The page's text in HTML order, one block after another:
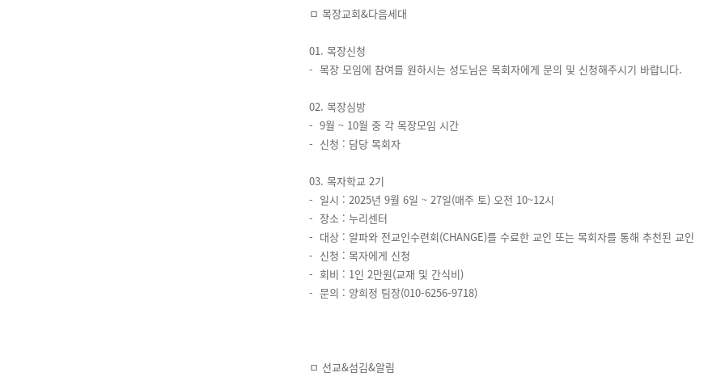
ㅁ 목장교회&다음세대
01. 목장신청
- 목장 모임에 참여를 원하시는 성도님은 목회자에게 문의 및 신청해주시기 바랍니다.
02. 목장심방
- 9월 ~ 10월 중 각 목장모임 시간
- 신청 : 담당 목회자
03. 목자학교 2기
- 일시 : 2025년 9월 6일 ~ 27일(매주 토) 오전 10~12시
- 장소 : 누리센터
- 대상 : 알파와 전교인수련회(CHANGE)를 수료한 교인 또는 목회자를 통해 추천된 교인
- 신청 : 목자에게 신청
- 회비 : 1인 2만원(교재 및 간식비)
- 문의 : 양희정 팀장(010-6256-9718)
ㅁ 선교&섬김&알림